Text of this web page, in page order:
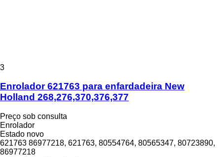
3
Enrolador 621763 para enfardadeira New
Holland 268,276,370,376,377
Preço sob consulta
Enrolador
Estado novo
621763 86977218, 621763, 80554764, 80565347, 80723890,
86977218